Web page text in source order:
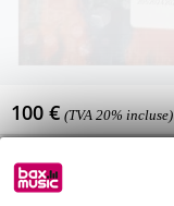
100 € (TVA 20% incluse)
Disponibilité